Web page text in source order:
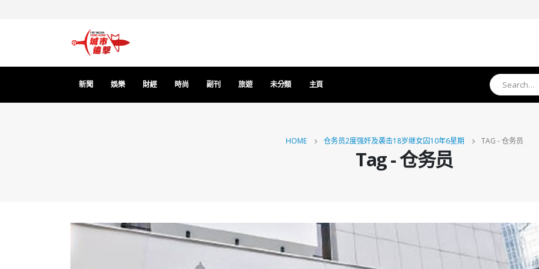
新聞 娛樂 財經 時尚 副刊 旅遊 未分類 主頁
HOME 仓务员2度强奸及袭击18岁继女囚10年6星期 TAG -仓务员
Tag - 仓务员